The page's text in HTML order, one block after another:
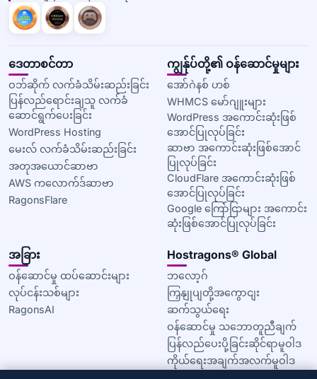
ဒေတာစင်တာ
ဝဘ်ဆိုက် လက်ခံသိမ်းဆည်းခြင်း
ပြန်လည်ရောင်းချသူ လက်ခံ
ဆောင်ရွက်ပေးခြင်း
WordPress Hosting
မေးလ် လက်ခံသိမ်းဆည်းခြင်း
အတုအယောင်ဆာဗာ
AWS ကလောက်ဒ်ဆာဗာ
RagonsFlare
ကျွန်ုပ်တို့၏ ဝန်ဆောင်မှုများ
အော်ဂဲနစ် ဟစ်
WHMCS မော်ဂျူးများ
WordPress အကောင်းဆုံးဖြစ်
အောင်ပြုလုပ်ခြင်း
ဆာဗာ အကောင်းဆုံးဖြစ်အောင်
ပြုလုပ်ခြင်း
CloudFlare အကောင်းဆုံးဖြစ်
အောင်ပြုလုပ်ခြင်း
Google ကြော်ငြာများ အကောင်း
ဆုံးဖြစ်အောင်ပြုလုပ်ခြင်း
အခြား
ဝန်ဆောင်မှု ထပ်ဆောင်းများ
လုပ်ငန်းသစ်များ
RagonsAI
Hostragons® Global
ဘလော့ဂ်
ကြှနျုပျတို့အကွောငျး
ဆက်သွယ်ရေး
ဝန်ဆောင်မှု သဘောတူညီချက်
ပြန်လည်ပေးပို့ခြင်းဆိုင်ရာမူဝါဒ
ကိုယ်ရေးအချက်အလက်မူဝါဒ